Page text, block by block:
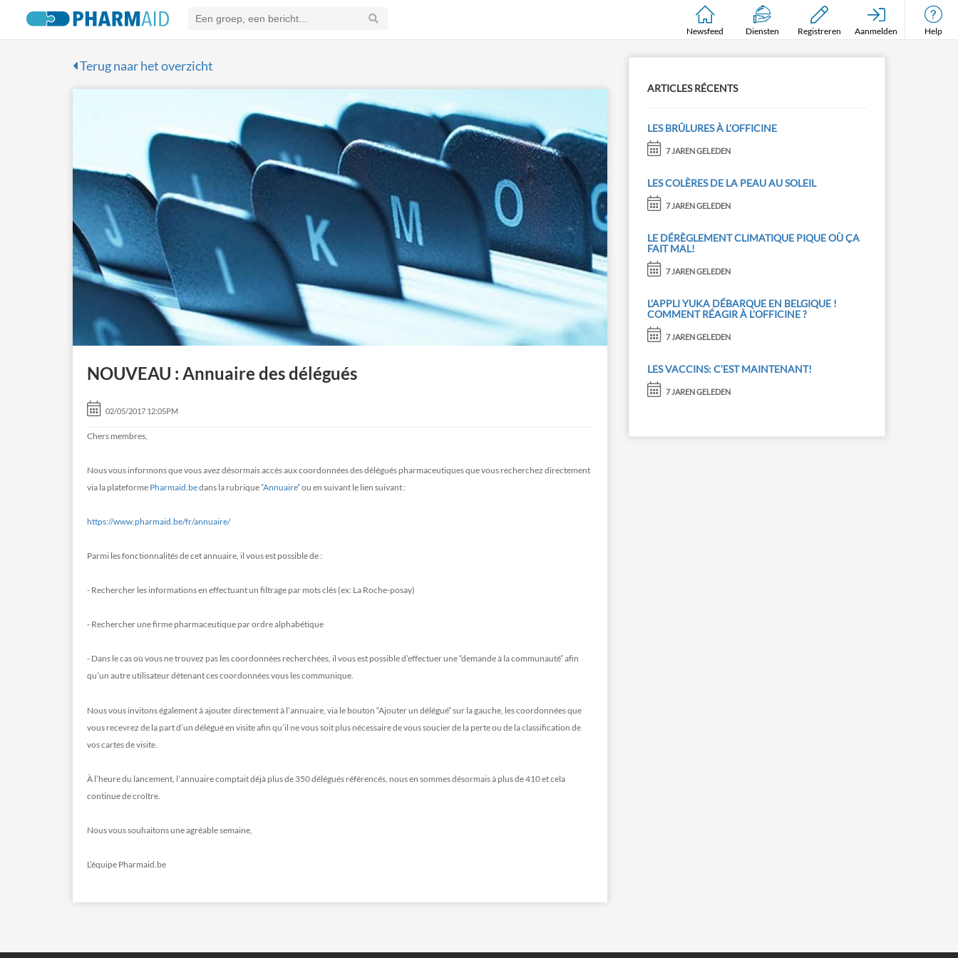
Newsfeed Diensten Registreren Aanmelden Help
Terug naar het overzicht
NOUVEAU : Annuaire des délégués
02/05/2017 12:05PM
Chers membres,
Nous vous informons que vous avez désormais accès aux coordonnées des délégués pharmaceutiques que vous recherchez directement
via la plateforme Pharmaid.bedans la rubrique“Annuaire”ou en suivant le lien suivant :
https://www.pharmaid.be/fr/annuaire/
Parmi les fonctionnalités de cet annuaire, il vous est possible de :
- Rechercher les informations en effectuant un filtrage par mots clés (ex: La Roche-posay)
- Rechercher une firme pharmaceutique par ordre alphabétique
- Dans le cas où vous ne trouvez pas les coordonnées recherchées, il vous est possible d’effectuer une “demande à la communauté” afin
qu’un autre utilisateur détenant ces coordonnées vous les communique.
Nous vous invitons également à ajouter directement à l’annuaire, via le bouton “Ajouter un délégué” sur la gauche, les coordonnées que
vous recevrez de la part d’un délégué en visite afin qu’il ne vous soit plus nécessaire de vous soucier de la perte ou de la classification de
vos cartes de visite.
À l’heure du lancement, l’annuaire comptait déjà plus de 350 délégués référencés, nous en sommes désormais à plus de 410 et cela
continue de croître.
Nous vous souhaitons une agréable semaine,
L’équipe Pharmaid.be
ARTICLES RÉCENTS
LES BRÛLURES À L’OFFICINE
7 JAREN GELEDEN
LES COLÈRES DE LA PEAU AU SOLEIL
7 JAREN GELEDEN
LE DÉRÈGLEMENT CLIMATIQUE PIQUE OÙ ÇA
FAIT MAL!
7 JAREN GELEDEN
L’APPLI YUKA DÉBARQUE EN BELGIQUE !
COMMENT RÉAGIR À L'OFFICINE ?
7 JAREN GELEDEN
LES VACCINS: C’EST MAINTENANT!
7 JAREN GELEDEN